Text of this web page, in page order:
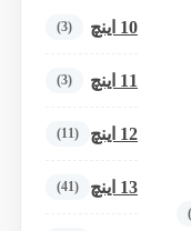
10 اینچ (3)
11 اینچ (3)
12 اینچ (11)
13 اینچ (41)